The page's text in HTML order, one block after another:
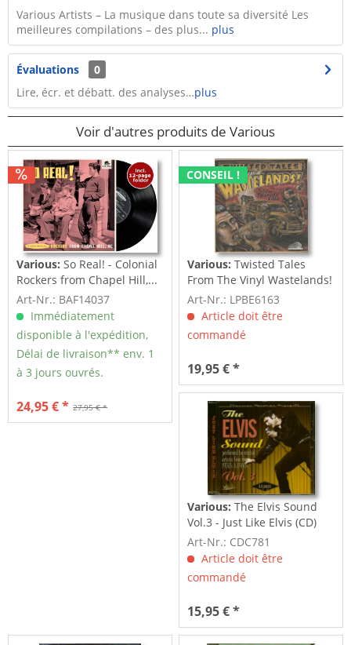
Various Artists – La musique dans toute sa diversité Les
meilleures compilations – des plus... plus
Évaluations
0
Lire, écr. et débatt. des analyses…plus
Voir d'autres produits de Various
Various:So Real! - Colonial
Rockers from Chapel Hill,...
Art-Nr.: BAF14037
Immédiatement
disponible à l'expédition,
Délai de livraison** env. 1
à 3 jours ouvrés.
27,95 € *
24,95 € *
CONSEIL !
Various:Twisted Tales
From The Vinyl Wastelands!
Vol.5...
Art-Nr.: LPBE6163
Article doit être
commandé
19,95 € *
Various:The Elvis Sound
Vol.3 - Just Like Elvis (CD)
Art-Nr.: CDC781
Article doit être
commandé
15,95 € *